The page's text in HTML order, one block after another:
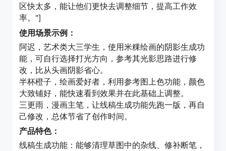
区快太多，能让他们更快去调整细节，提高工作效
率。"]
使用场景示例：
阿迟，艺术类大三学生，使用米粿绘画的阴影生成功
能，可自行选择打光方向，参考其光影思路进行修
改，比从头画阴影省心。
半杯橙子，绘画爱好者，利用参考图上色功能，颜色
大致铺好，能快速看到效果并在此基础上调整。
三更雨，漫画主笔，让线稿生成功能先跑一版，再自
己修改，总体节省了创作时间。
产品特色：
线稿生成功能：能够清理草图中的杂线、修补断笔，